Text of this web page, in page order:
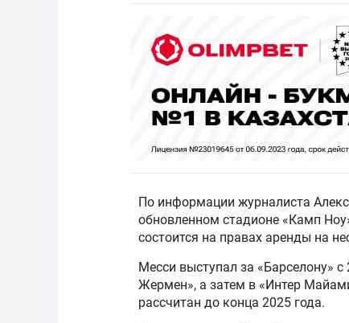
По информации журналиста
обновленном стадионе «Камп
состоится на правах аренды на
Месси выступал за «Барселону»
Жермен», а затем в «Интер
рассчитан до конца 2025 года.